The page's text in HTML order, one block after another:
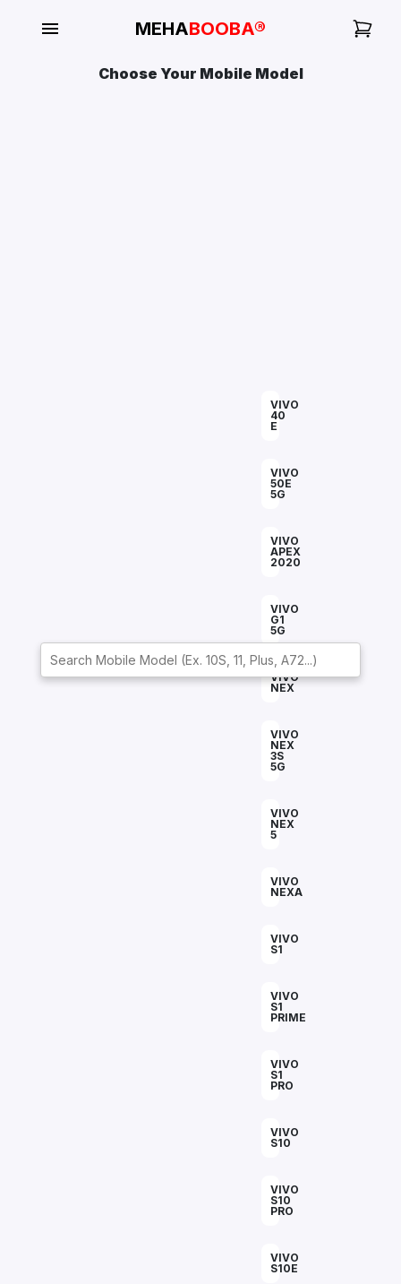
MEHABOOBA®
Choose Your Mobile Model
VIVO
40
E
VIVO
50E
5G
VIVO
APEX
2020
VIVO
G1
5G
VIVO
NEX
VIVO
NEX
3S
5G
VIVO
NEX
5
VIVO
NEXA
VIVO
S1
VIVO
S1
PRIME
VIVO
S1
PRO
VIVO
S10
VIVO
S10
PRO
VIVO
S10E